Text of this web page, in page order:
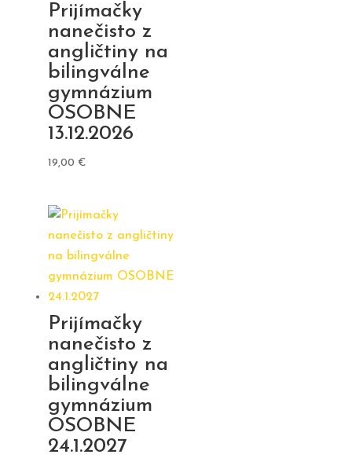
Prijímačky
nanečisto z
angličtiny na
bilingválne
gymnázium
OSOBNE
13.12.2026
19,00 €
Prijímačky
nanečisto z
angličtiny na
bilingválne
gymnázium
OSOBNE
24.1.2027